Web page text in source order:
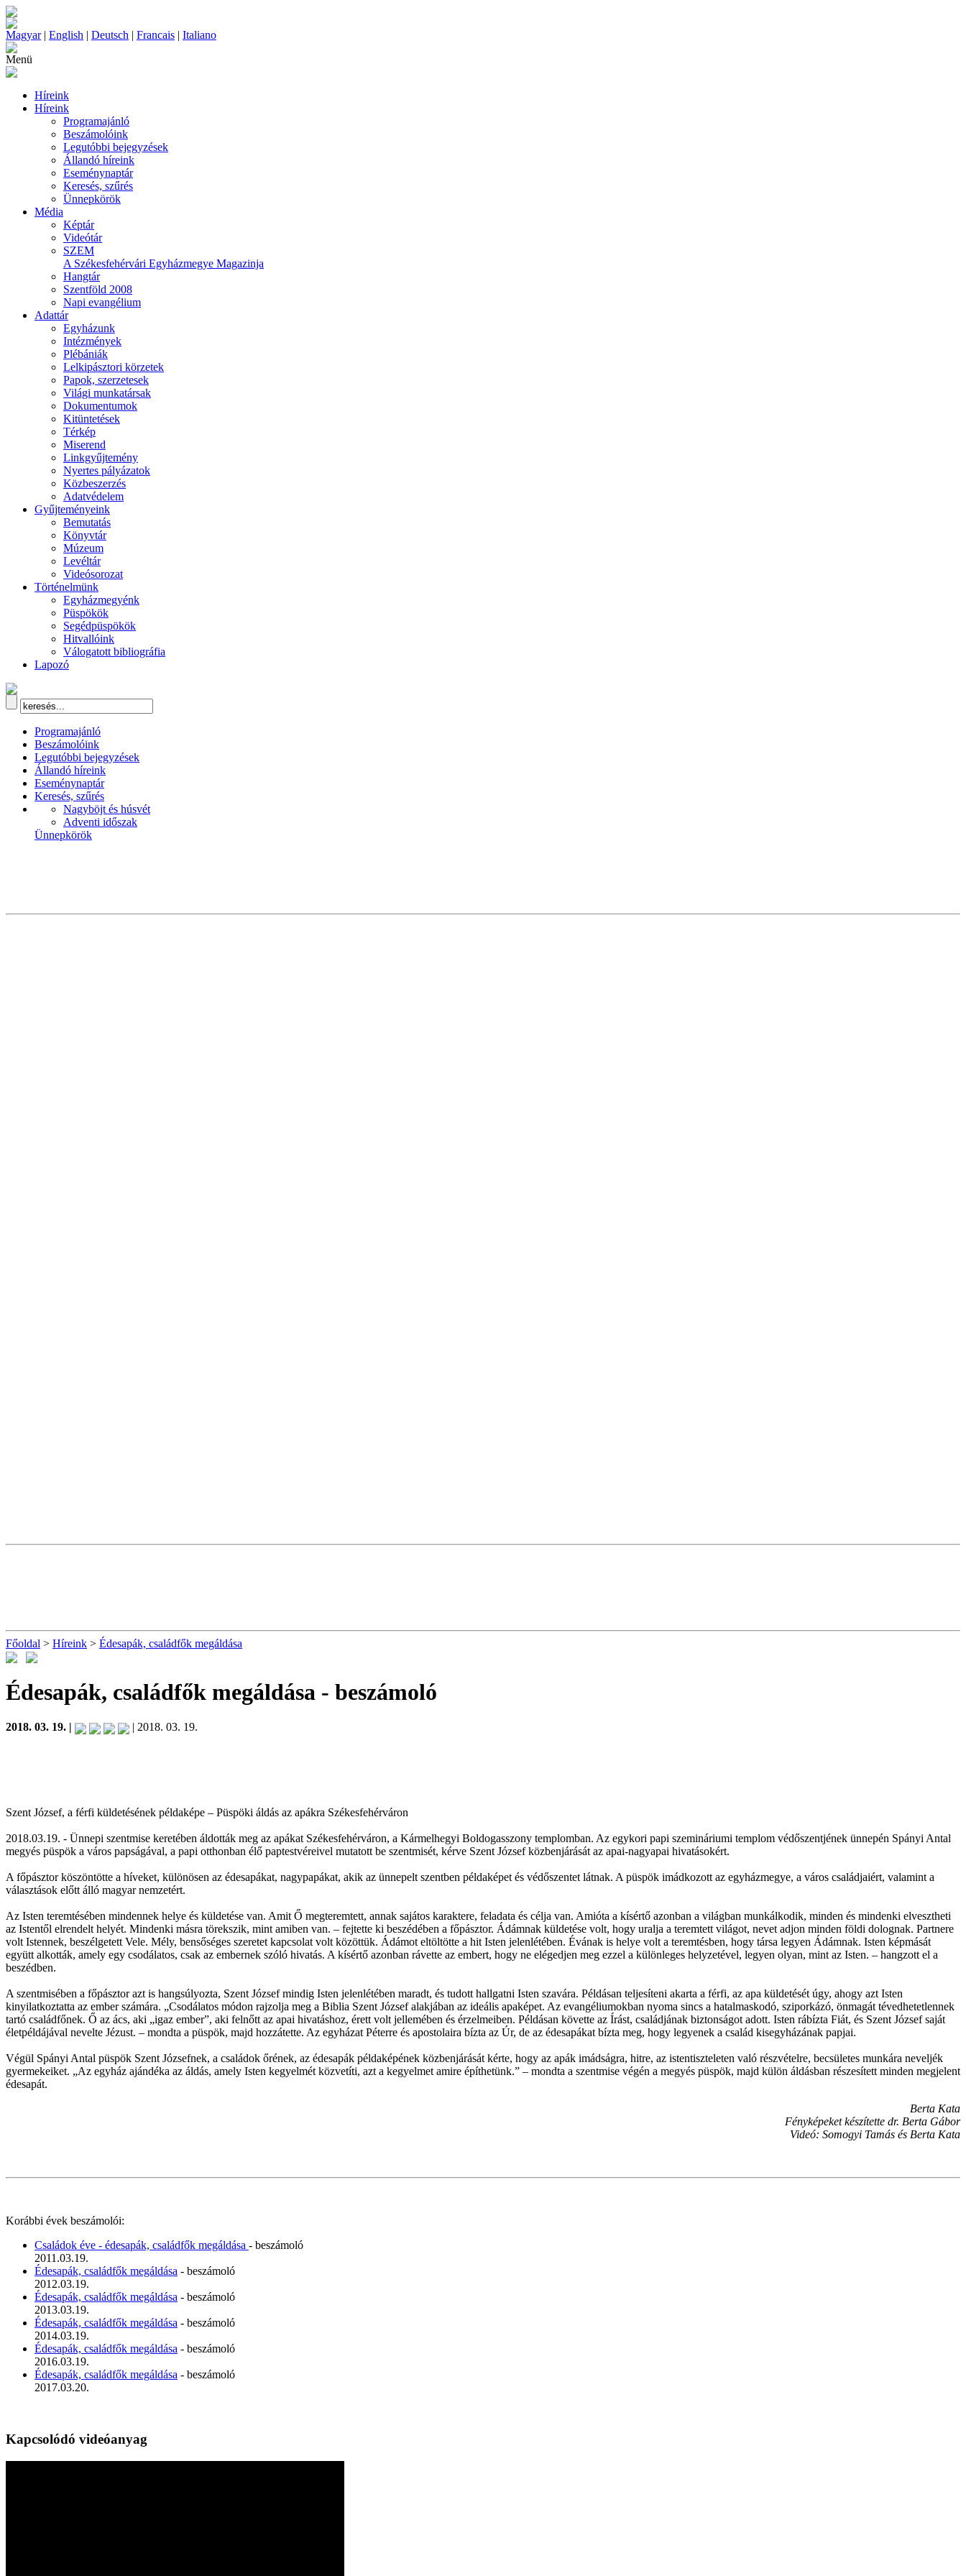
Magyar| English | Deutsch | Francais | Italiano
Menü
Híreink
Híreink
Programajánló
Beszámolóink
Legutóbbi bejegyzések
Állandó híreink
Eseménynaptár
Keresés, szűrés
Ünnepkörök
Média
Képtár
Videótár
SZEM
A Székesfehérvári Egyházmegye Magazinja
Hangtár
Szentföld 2008
Napi evangélium
Adattár
Egyházunk
Intézmények
Plébániák
Lelkipásztori körzetek
Papok, szerzetesek
Világi munkatársak
Dokumentumok
Kitüntetések
Térkép
Miserend
Linkgyűjtemény
Nyertes pályázatok
Közbeszerzés
Adatvédelem
Gyűjteményeink
Bemutatás
Könyvtár
Múzeum
Levéltár
Videósorozat
Történelmünk
Egyházmegyénk
Püspökök
Segédpüspökök
Hitvallóink
Válogatott bibliográfia
Lapozó
Programajánló
Beszámolóink
Legutóbbi bejegyzések
Állandó híreink
Eseménynaptár
Keresés, szűrés
Nagyböjt és húsvét
Adventi időszak
Ünnepkörök
Főoldal > Híreink > Édesapák, családfők megáldása
Édesapák, családfők megáldása - beszámoló
2018. 03. 19. | | 2018. 03. 19.
Szent József, a férfi küldetésének példaképe – Püspöki áldás az apákra Székesfehérváron
2018.03.19. - Ünnepi szentmise keretében áldották meg az apákat Székesfehérváron, a Kármelhegyi Boldogasszony templomban. Az egykori papi szemináriumi templom védőszentjének ünnepén Spányi Antal
megyés püspök a város papságával, a papi otthonban élő paptestvéreivel mutatott be szentmisét, kérve Szent József közbenjárását az apai-nagyapai hivatásokért.
A főpásztor köszöntötte a híveket, különösen az édesapákat, nagypapákat, akik az ünnepelt szentben példaképet és védőszentet látnak. A püspök imádkozott az egyházmegye, a város családjaiért, valamint a
választások előtt álló magyar nemzetért.
Az Isten teremtésében mindennek helye és küldetése van. Amit Ő megteremtett, annak sajátos karaktere, feladata és célja van. Amióta a kísértő azonban a világban munkálkodik, minden és mindenki elvesztheti
az Istentől elrendelt helyét. Mindenki másra törekszik, mint amiben van. – fejtette ki beszédében a főpásztor. Ádámnak küldetése volt, hogy uralja a teremtett világot, nevet adjon minden földi dolognak. Partnere
volt Istennek, beszélgetett Vele. Mély, bensőséges szeretet kapcsolat volt közöttük. Ádámot eltöltötte a hit Isten jelenlétében. Évának is helye volt a teremtésben, hogy társa legyen Ádámnak. Isten képmását
együtt alkották, amely egy csodálatos, csak az embernek szóló hivatás. A kísértő azonban rávette az embert, hogy ne elégedjen meg ezzel a különleges helyzetével, legyen olyan, mint az Isten. – hangzott el a
beszédben.
A szentmisében a főpásztor azt is hangsúlyozta, Szent József mindig Isten jelenlétében maradt, és tudott hallgatni Isten szavára. Példásan teljesíteni akarta a férfi, az apa küldetését úgy, ahogy azt Isten
kinyilatkoztatta az ember számára. „Csodálatos módon rajzolja meg a Biblia Szent József alakjában az ideális apaképet. Az evangéliumokban nyoma sincs a hatalmaskodó, sziporkázó, önmagát tévedhetetlennek
tartó családfőnek. Ő az ács, aki „igaz ember”, aki felnőtt az apai hivatáshoz, érett volt jellemében és érzelmeiben. Példásan követte az Írást, családjának biztonságot adott. Isten rábízta Fiát, és Szent József saját
életpéldájával nevelte Jézust. – mondta a püspök, majd hozzátette. Az egyházat Péterre és apostolaira bízta az Úr, de az édesapákat bízta meg, hogy legyenek a család kisegyházának papjai.
Végül Spányi Antal püspök Szent Józsefnek, a családok őrének, az édesapák példaképének közbenjárását kérte, hogy az apák imádságra, hitre, az istentiszteleten való részvételre, becsületes munkára neveljék
gyermekeiket. „Az egyház ajándéka az áldás, amely Isten kegyelmét közvetíti, azt a kegyelmet amire építhetünk.” – mondta a szentmise végén a megyés püspök, majd külön áldásban részesített minden megjelent
édesapát.
Berta Kata
Fényképeket készítette dr. Berta Gábor
Videó: Somogyi Tamás és Berta Kata
Korábbi évek beszámolói:
Családok éve - édesapák, családfők megáldása - beszámoló
2011.03.19.
Édesapák, családfők megáldása - beszámoló
2012.03.19.
Édesapák, családfők megáldása - beszámoló
2013.03.19.
Édesapák, családfők megáldása - beszámoló
2014.03.19.
Édesapák, családfők megáldása - beszámoló
2016.03.19.
Édesapák, családfők megáldása - beszámoló
2017.03.20.
Kapcsolódó videóanyag